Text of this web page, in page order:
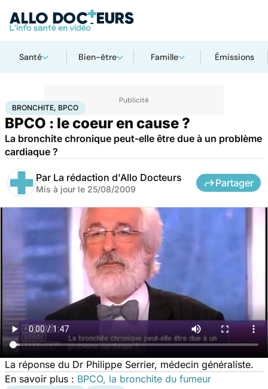
Santé Bien-être Famille Émissions
AccueilSanté MaladiesBronchite, BPCO
BRONCHITE, BPCO
BPCO : le coeur en cause ?
La bronchite chronique peut-elle être due à un problème
cardiaque ?
Par La rédaction d'Allo Docteurs
Mis à jour le 25/08/2009
Partager
La réponse du Dr Philippe Serrier, médecin généraliste.
En savoir plus : BPCO, la bronchite du fumeur